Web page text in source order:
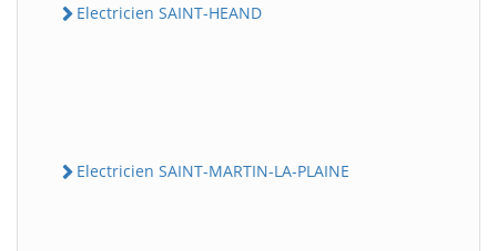
Electricien SAINT-HEAND
Electricien SAINT-MARTIN-LA-PLAINE